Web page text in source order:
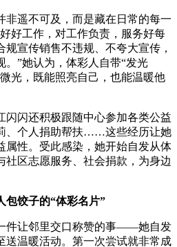
非遥不可及，而是藏在日常的每一
好工作，对工作负责，服务好每
宣传销售不违规、不夸大宣传，
。”她认为，体彩人自带“发光
光，既能照亮自己，也能温暖他
闪闪还积极跟随中心参加各类公益
、个人捐助帮扶……这些经历让她
属性。受此感染，她开始自发从体
社区志愿服务、社会捐款，为身边
包饺子的“体彩名片”
件让邻里交口称赞的事——她自发
送温暖活动。第一次尝试就非常成